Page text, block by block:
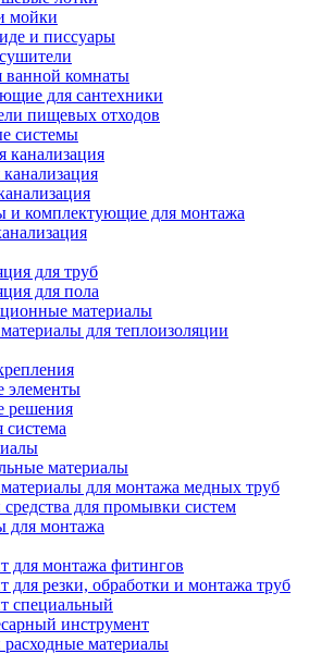
мойки
и писсуары
ванной комнаты
для сантехники
пищевых отходов
системы
канализация
и комплектующие для монтажа
для труб
для пола
материалы
для теплоизоляции
элементы
решения
материалы
для монтажа медных труб
для промывки систем
для монтажа
для монтажа фитингов
для резки, обработки и монтажа труб
специальный
инструмент
расходные материалы